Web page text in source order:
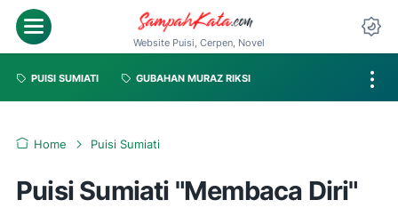
Website Puisi, Cerpen, Novel
PUISI SUMIATI GUBAHAN MURAZ RIKSI
Home Puisi Sumiati
Puisi Sumiati "Membaca Diri"